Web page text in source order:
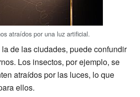
atraídos por una luz artificial.
de las ciudades, puede confundir
Los insectos, por ejemplo, se
atraídos por las luces, lo que
ellos.